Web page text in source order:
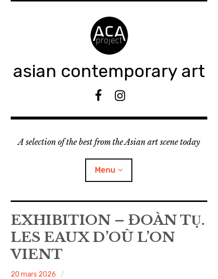
asian contemporary art
F
I
s
a
g
a
A selection of the best from the Asian art scene today
Menu
KEEP AN EYE ON ouvrir
le
sous-
menu
HAVE YOU MET
MEET US
EXHIBITION – ĐOÀN TỤ.
LES EAUX D’OÙ L’ON
VIENT
ACA
20 mars 2026